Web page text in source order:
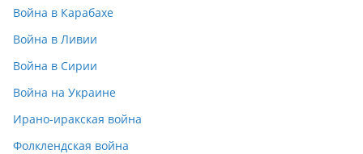
Война в Карабахе
Война в Ливии
Война в Сирии
Война на Украине
Ирано-иракская война
Фолклендская война